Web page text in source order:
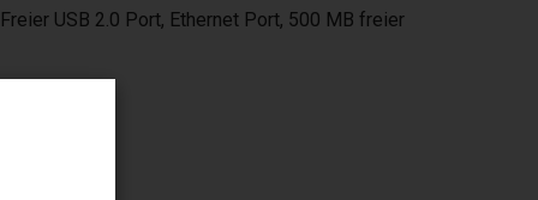
USB 2.0 Port, Ethernet Port, 500 MB freier